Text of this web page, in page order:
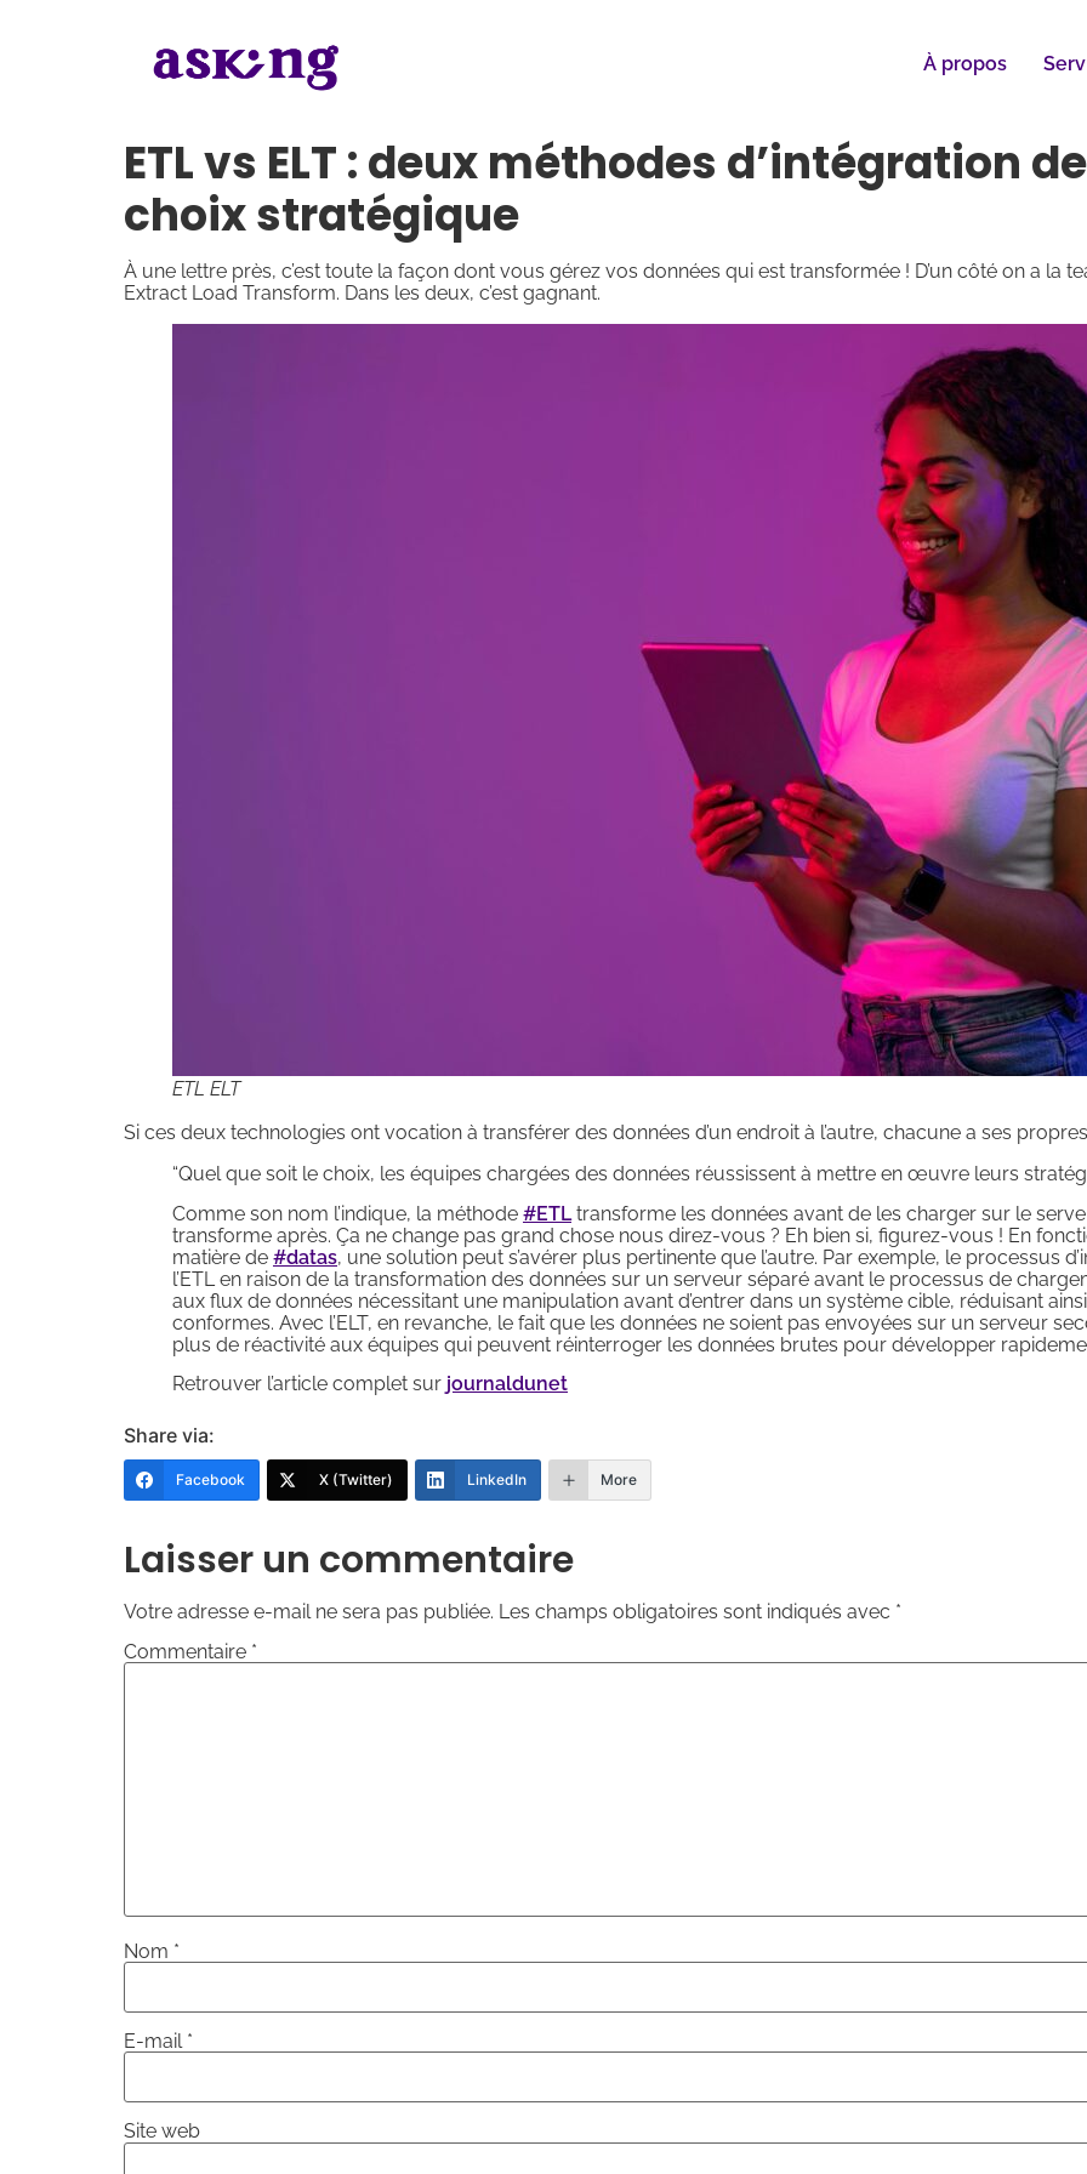
À propos
ETL vs ELT : deux méthodes d’intégration
choix stratégique
À une lettre près, c’est toute la façon dont vous gérez vos données qui est transformée ! D’un côté on a la
Extract Load Transform. Dans les deux, c’est gagnant.
ETL ELT
Si ces deux technologies ont vocation à transférer des données d’un endroit à l’autre, chacune a ses
“Quel que soit le choix, les équipes chargées des données réussissent à mettre en œuvre leurs
Comme son nom l’indique, la méthode #ETL transforme les données avant de les charger sur le
transforme après. Ça ne change pas grand chose nous direz-vous ? Eh bien si, figurez-vous ! En
matière de #datas, une solution peut s’avérer plus pertinente que l’autre. Par exemple, le processus
l’ETL en raison de la transformation des données sur un serveur séparé avant le processus de
aux flux de données nécessitant une manipulation avant d’entrer dans un système cible, réduisant
conformes. Avec l’ELT, en revanche, le fait que les données ne soient pas envoyées sur un serveur
plus de réactivité aux équipes qui peuvent réinterroger les données brutes pour développer
Retrouver l’article complet sur journaldunet
Share via:
Facebook X (Twitter) LinkedIn More
Laisser un commentaire
Votre adresse e-mail ne sera pas publiée. Les champs obligatoires sont indiqués avec *
Commentaire *
Nom *
E-mail *
Site web